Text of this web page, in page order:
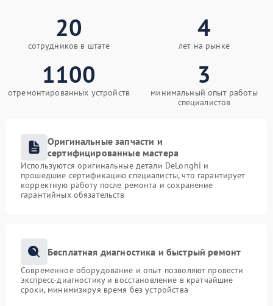
20
сотрудников в штате
4
лет на рынке
1100
отремонтированных устройств
3
минимальный опыт работы
специалистов
Оригинальные запчасти и
сертифицированные мастера
Используются оригинальные детали DeLonghi и
прошедшие сертификацию специалисты, что гарантирует
корректную работу после ремонта и сохранение
гарантийных обязательств
Бесплатная диагностика и быстрый ремонт
Современное оборудование и опыт позволяют провести
экспресс-диагностику и восстановление в кратчайшие
сроки, минимизируя время без устройства